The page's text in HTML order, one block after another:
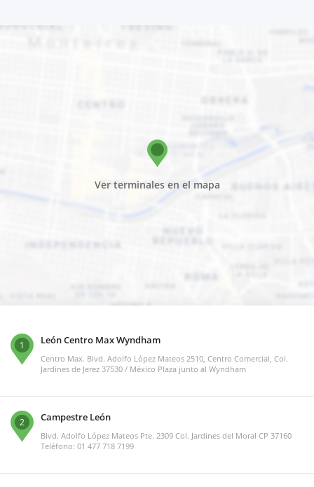
Ver terminales en el mapa
1 León Centro Max Wyndham
Centro Max. Blvd. Adolfo López Mateos 2510, Centro Comercial, Col.
Jardines de Jerez 37530 / México Plaza junto al Wyndham
2 Campestre León
Blvd. Adolfo López Mateos Pte. 2309 Col. Jardines del Moral CP 37160
Teléfono: 01 477 718 7199